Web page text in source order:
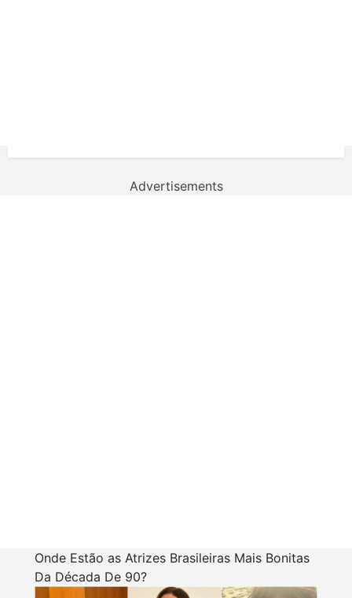
Advertisements
Onde Estão as Atrizes Brasileiras Mais Bonitas
Da Década De 90?